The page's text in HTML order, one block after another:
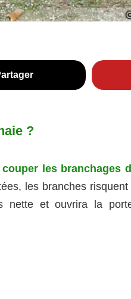
?
les branchages
les branches
nette et ouvrira la